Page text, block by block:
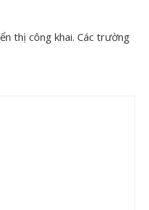
thị công khai. Các trường